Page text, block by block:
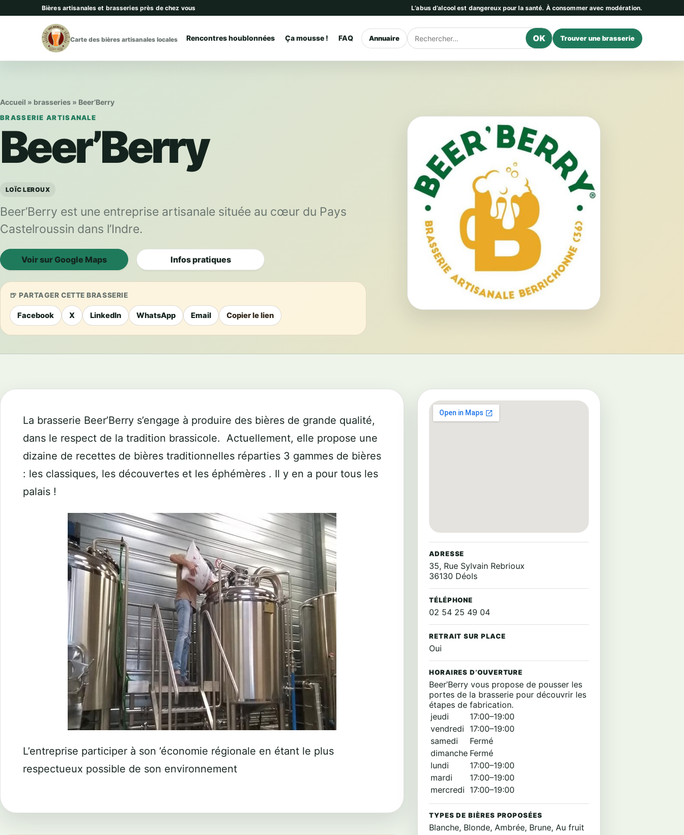
Aller au contenuBières artisanales et brasseries près de chez vous L’abus d’alcool est dangereux pour la santé. À consommer avec modération.
Carte des bières artisanales locales Rencontres houblonnées Ça mousse ! FAQ Annuaire Rechercher OK Trouver une brasserie
Accueil » brasseries » Beer’Berry
BRASSERIE ARTISANALE
Beer’Berry
LOÏC LEROUX
Beer’Berry est une entreprise artisanale située au cœur du Pays
Castelroussin dans l’Indre.
Voir sur Google Maps Infos pratiques
PARTAGER CETTE BRASSERIE
Facebook X LinkedIn WhatsApp Email Copier le lien
La brasserie Beer’Berry s’engage à produire des bières de grande qualité,
dans le respect de la tradition brassicole. Actuellement, elle propose une
dizaine de recettes de bières traditionnelles réparties 3 gammes de bières
: les classiques, les découvertes et les éphémères . Il y en a pour tous les
palais !
L’entreprise participer à son ’économie régionale en étant le plus
respectueux possible de son environnement
ADRESSE
35, Rue Sylvain Rebrioux
36130 Déols
TÉLÉPHONE
02 54 25 49 04
RETRAIT SUR PLACE
Oui
HORAIRES D’OUVERTURE
Beer’Berry vous propose de pousser les
portes de la brasserie pour découvrir les
étapes de fabrication.
jeudi
17:00–19:00
vendredi
17:00–19:00
samedi
Fermé
dimanche Fermé
lundi
17:00–19:00
mardi
17:00–19:00
mercredi 17:00–19:00
TYPES DE BIÈRES PROPOSÉES
Blanche, Blonde, Ambrée, Brune, Au fruit